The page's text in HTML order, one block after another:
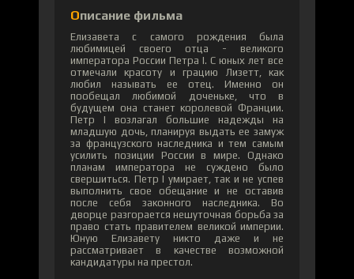
Описание фильма
Елизавета с самого рождения была
любимицей своего отца - великого
императора России Петра I. С юных лет все
отмечали красоту и грацию Лизетт, как
любил называть ее отец. Именно он
пообещал любимой доченьке, что в
будущем она станет королевой Франции.
Петр I возлагал большие надежды на
младшую дочь, планируя выдать ее замуж
за французского наследника и тем самым
усилить позиции России в мире. Однако
планам императора не суждено было
свершиться. Петр I умирает, так и не успев
выполнить свое обещание и не оставив
после себя законного наследника. Во
дворце разгорается нешуточная борьба за
право стать правителем великой империи.
Юную Елизавету никто даже и не
рассматривает в качестве возможной
кандидатуры на престол.